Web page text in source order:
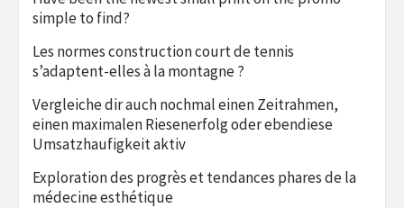
simple to find?
Les normes construction court de tennis
s’adaptent-elles à la montagne ?
Vergleiche dir auch nochmal einen Zeitrahmen,
einen maximalen Riesenerfolg oder ebendiese
Umsatzhaufigkeit aktiv
Exploration des progrès et tendances phares de la
médecine esthétique